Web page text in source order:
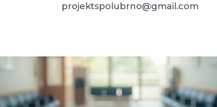
projektspolubrno@gmail.com